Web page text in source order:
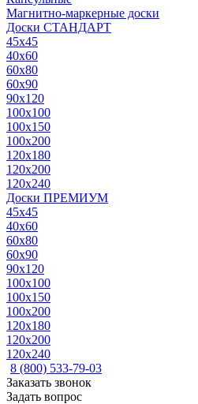
Магнитно-маркерные доски
Доски СТАНДАРТ
45x45
40x60
60x80
60x90
90x120
100x100
100x150
100x200
120x180
120x200
120x240
Доски ПРЕМИУМ
45x45
40x60
60x80
60x90
90x120
100x100
100x150
100x200
120x180
120x200
120x240
8 (800) 533-79-03
Заказать звонок
Задать вопрос